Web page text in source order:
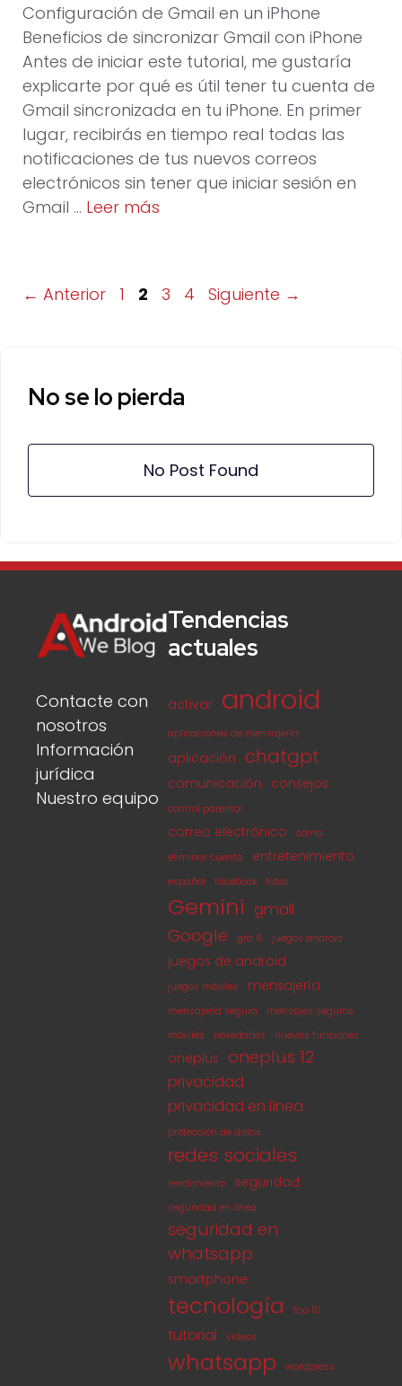
Configuración de Gmail en un iPhone
Beneficios de sincronizar Gmail con iPhone
Antes de iniciar este tutorial, me gustaría
explicarte por qué es útil tener tu cuenta de
Gmail sincronizada en tu iPhone. En primer
lugar, recibirás en tiempo real todas las
notificaciones de tus nuevos correos
electrónicos sin tener que iniciar sesión en
Gmail … Leer más
← Anterior Página
1 Página
2 Página
3 Página
4 Siguiente →
No se lo pierda
No Post Found
Contacte con
nosotros
Información
jurídica
Nuestro equipo
Tendencias
actuales
activar android
aplicaciones de mensajería
aplicación chatgpt
comunicación consejos
control parental
correo electrónico
cómo
eliminar cuenta
entretenimiento
español facebook fotos
Gemini gmail
Google gta 6 juegos android
juegos de android
juegos móviles mensajería
mensajería segura
mensajes seguros
móviles
novedades nuevas funciones
oneplus oneplus 12
privacidad
privacidad en línea
protección de datos
redes sociales
rendimiento seguridad
seguridad en línea
seguridad en
whatsapp
smartphone
tecnología top 10
tutorial vídeos
whatsapp wordpress